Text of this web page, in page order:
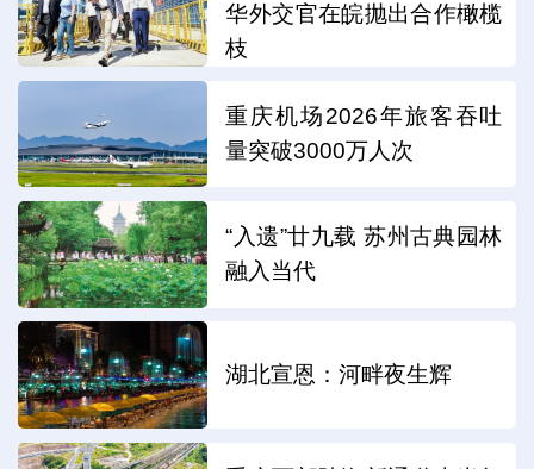
华外交官在皖抛出合作橄榄
枝
重庆机场2026年旅客吞吐
量突破3000万人次
“入遗”廿九载 苏州古典园林
融入当代
湖北宣恩：河畔夜生辉